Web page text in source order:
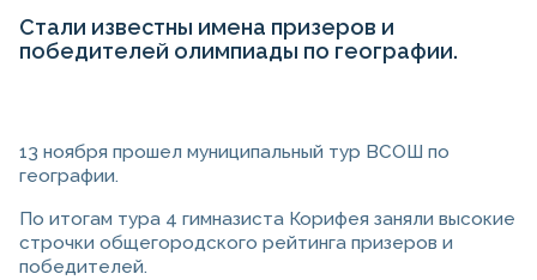
Стали известны имена призеров и
победителей олимпиады по географии.
13 ноября прошел муниципальный тур ВСОШ по
географии.
По итогам тура 4 гимназиста Корифея заняли высокие
строчки общегородского рейтинга призеров и
победителей.